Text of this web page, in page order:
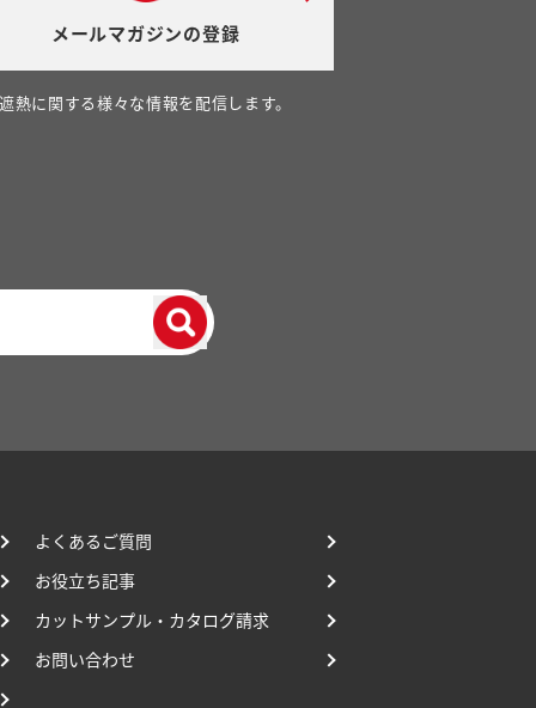
メールマガジンの登録
遮熱に関する様々な情報を配信します。
よくあるご質問
お役立ち記事
カットサンプル・カタログ請求
お問い合わせ